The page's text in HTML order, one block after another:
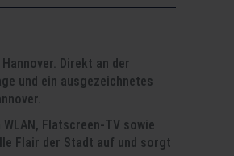
Direkt an der
und ein ausgezeichnetes
Flatscreen-TV sowie
Flair der Stadt auf und sorgt